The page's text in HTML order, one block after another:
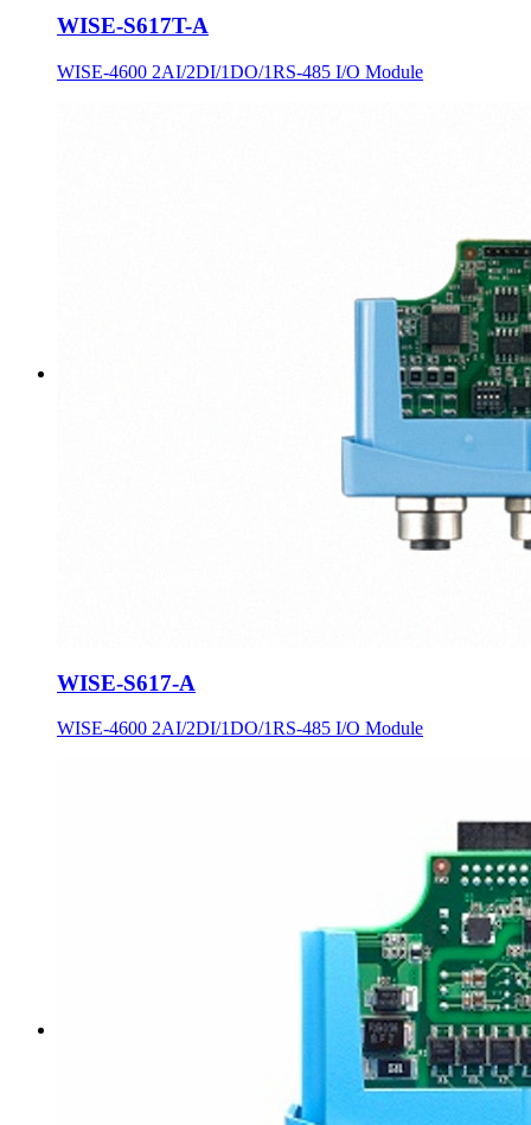
WISE-S617T-A
WISE-4600 2AI/2DI/1DO/1RS-485 I/O Module
WISE-S617-A
WISE-4600 2AI/2DI/1DO/1RS-485 I/O Module